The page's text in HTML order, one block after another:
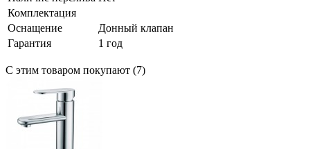
Комплектация
Оснащение
Донный клапан
Гарантия
1 год
С этим товаром покупают (7)